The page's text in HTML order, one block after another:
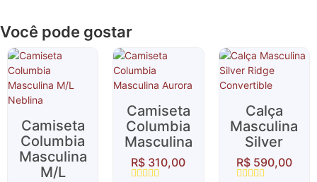
Você pode gostar
Camiseta
Columbia
Masculina
M/L
Camiseta
Columbia
Masculina
R$ 310,00
Calça
Masculina
Silver
R$590,00